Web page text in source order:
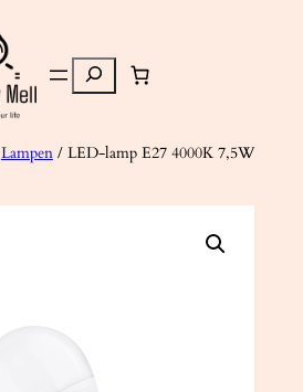
Zoeken
Lampen/ LED-lamp E27 4000K 7,5W